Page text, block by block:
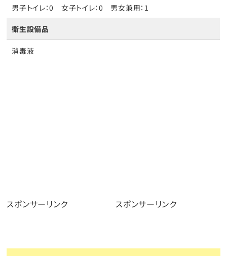
男子トイレ：0 女子トイレ：0 男女兼用：1
衛生設備品
消毒液
スポンサーリンク スポンサーリンク